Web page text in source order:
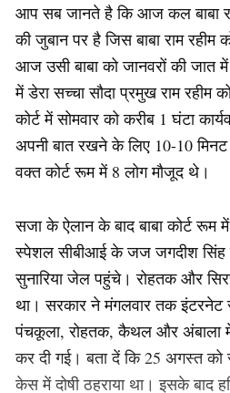
आप सब जानते है कि आज कल बाबा
की जुबान पर है जिस बाबा राम
आज उसी बाबा को जानवरों की जात
में डेरा सच्चा सौदा प्रमुख राम रहीम
कोर्ट में सोमवार को करीब 1 घंटा
अपनी बात रखने के लिए 10-10
वक्त कोर्ट रूम में 8 लोग मौजूद थे।
सजा के ऐलान के बाद बाबा कोर्ट रूम
स्पेशल सीबीआई के जज जगदीश सिंह
सुनारिया जेल पहुंचे। रोहतक और
था। सरकार ने मंगलवार तक इंटरनेट
पंचकूला, रोहतक, कैथल और अंबाला
कर दी गई। बता दें कि 25 अगस्त को
केस में दोषी ठहराया था। इसके बाद